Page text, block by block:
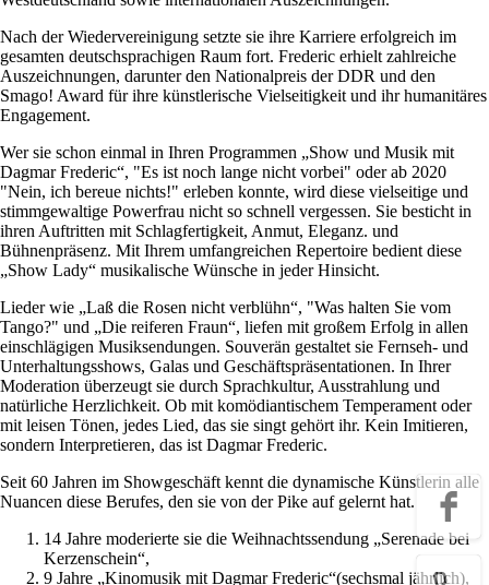
Nach der Wiedervereinigung setzte sie ihre Karriere erfolgreich im
gesamten deutschsprachigen Raum fort. Frederic erhielt zahlreiche
Auszeichnungen, darunter den Nationalpreis der DDR und den
Smago! Award für ihre künstlerische Vielseitigkeit und ihr humanitäres
Engagement.
Wer sie schon einmal in Ihren Programmen „Show und Musik mit
Dagmar Frederic“, "Es ist noch lange nicht vorbei" oder ab 2020
"Nein, ich bereue nichts!" erleben konnte, wird diese vielseitige und
stimmgewaltige Powerfrau nicht so schnell vergessen. Sie besticht in
ihren Auftritten mit Schlagfertigkeit, Anmut, Eleganz. und
Bühnenpräsenz. Mit Ihrem umfangreichen Repertoire bedient diese
„Show Lady“ musikalische Wünsche in jeder Hinsicht.
Lieder wie „Laß die Rosen nicht verblühn“, "Was halten Sie vom
Tango?" und „Die reiferen Fraun“, liefen mit großem Erfolg in allen
einschlägigen Musiksendungen. Souverän gestaltet sie Fernseh- und
Unterhaltungsshows, Galas und Geschäftspräsentationen. In Ihrer
Moderation überzeugt sie durch Sprachkultur, Ausstrahlung und
natürliche Herzlichkeit. Ob mit komödiantischem Temperament oder
mit leisen Tönen, jedes Lied, das sie singt gehört ihr. Kein Imitieren,
sondern Interpretieren, das ist Dagmar Frederic.
Seit 60 Jahren im Showgeschäft kennt die dynamische Künstlerin alle
Nuancen diese Berufes, den sie von der Pike auf gelernt hat.
14 Jahre moderierte sie die Weihnachtssendung „Serenade bei
Kerzenschein“,
9 Jahre „Kinomusik mit Dagmar Frederic“(sechsmal jährlich),